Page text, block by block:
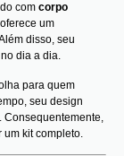
com corpo
um
disso, seu
dia a dia.
para quem
seu design
kit completo.